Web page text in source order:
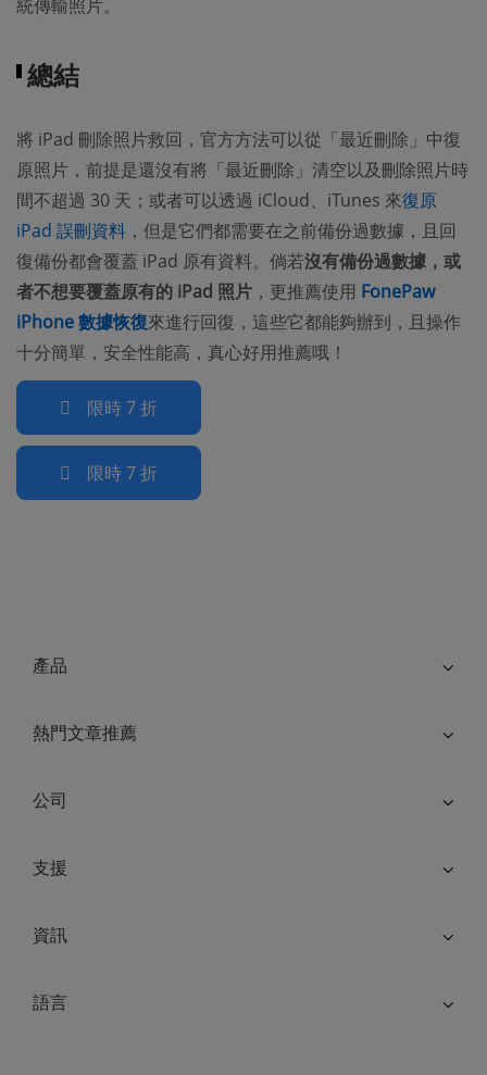
統傳輸照片。
總結
將 iPad 刪除照片救回，官方方法可以從「最近刪除」中復
原照片，前提是還沒有將「最近刪除」清空以及刪除照片時
間不超過 30 天；或者可以透過 iCloud、iTunes 來復原
iPad 誤刪資料 ，但是它們都需要在之前備份過數據，且回
復備份都會覆蓋 iPad 原有資料。倘若沒有備份過數據，或
者不想要覆蓋原有的 iPad 照片 ，更推薦使用 FonePaw
iPhone 數據恢復來進行回復，這些它都能夠辦到，且操作
十分簡單，安全性能高，真心好用推薦哦！
限時 7 折
限時 7 折
產品
熱門文章推薦
公司
支援
資訊
語言